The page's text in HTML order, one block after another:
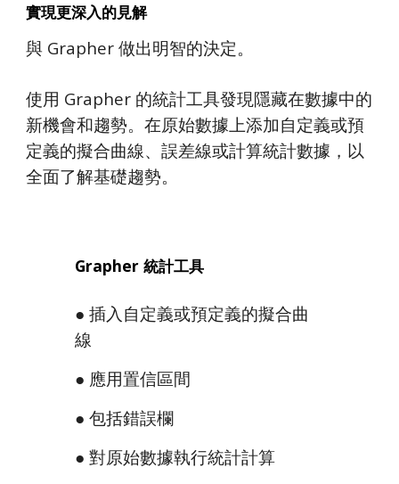
實現更深入的見解
與 Grapher 做出明智的決定。
使用 Grapher 的統計工具發現隱藏在數據中的
新機會和趨勢。在原始數據上添加自定義或預
定義的擬合曲線、誤差線或計算統計數據，以
全面了解基礎趨勢。
Grapher 統計工具
● 插入自定義或預定義的擬合曲
線
● 應用置信區間
● 包括錯誤欄
● 對原始數據執行統計計算